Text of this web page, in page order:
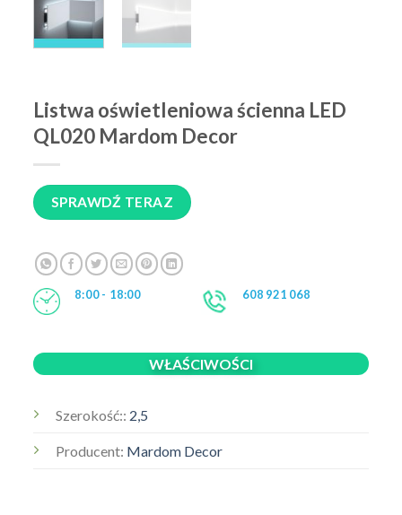
Listwa oświetleniowa ścienna LED
QL020 Mardom Decor
SPRAWDŹ TERAZ
8:00 - 18:00 608 921 068
WŁAŚCIWOŚCI
Szerokość:: 2,5
Producent: Mardom Decor